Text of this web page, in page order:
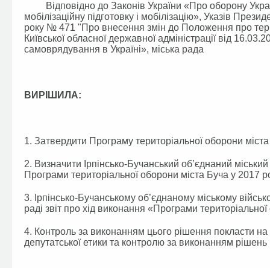
Відповідно до Законів України «Про оборону
мобілізаційну підготовку і мобілізацію», Указів
року № 471 "Про внесення змін до Положення про
Київської обласної державної адміністрації від
самоврядування в Україні», міська рада
ВИРІШИЛА:
1. Затвердити Програму територіальної оборони
2. Визначити Ірпінсько-Бучанський об’єднаний
Програми територіальної оборони міста Буча у 2017
3. Ірпінсько-Бучанському об’єднаному міському
раді звіт про хід виконання «Програми
4. Контроль за виконанням цього рішення покласти на
депутатської етики та контролю за виконанням рішень